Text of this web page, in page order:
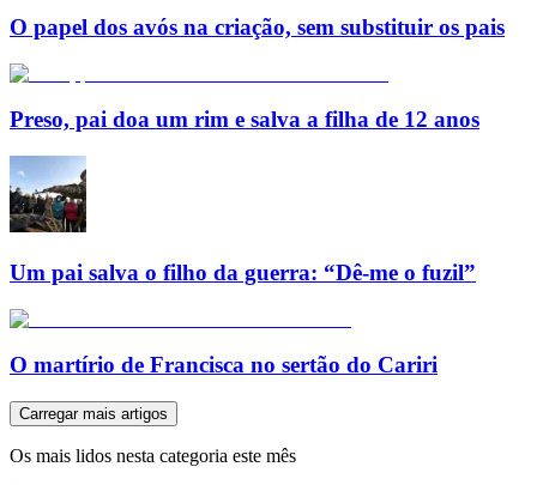
O papel dos avós na criação, sem substituir os pais
Preso, pai doa um rim e salva a filha de 12 anos
Um pai salva o filho da guerra: “Dê-me o fuzil”
O martírio de Francisca no sertão do Cariri
Carregar mais artigos
Os mais lidos nesta categoria este mês